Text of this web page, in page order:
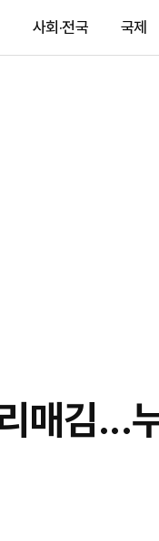
사회·전국 국제
매김